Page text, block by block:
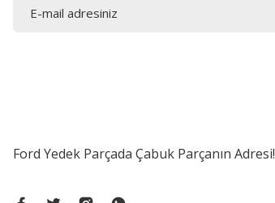
Ford Yedek Parçada Çabuk Parçanın Adresi!